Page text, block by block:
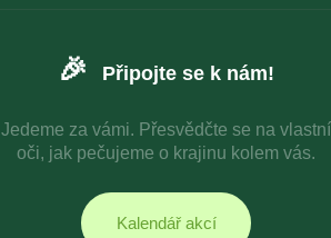
🎉 Připojte se k nám!
Jedeme za vámi. Přesvědčte se na vlastní
oči, jak pečujeme o krajinu kolem vás.
Kalendář akcí